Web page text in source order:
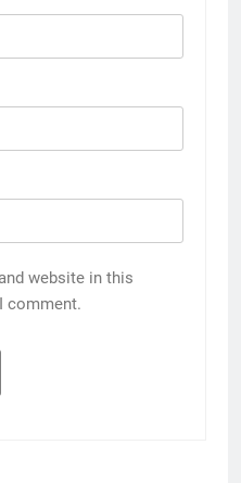
website in this
comment.